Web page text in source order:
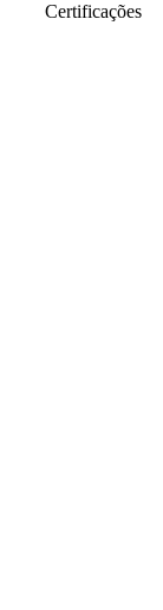
Certificações